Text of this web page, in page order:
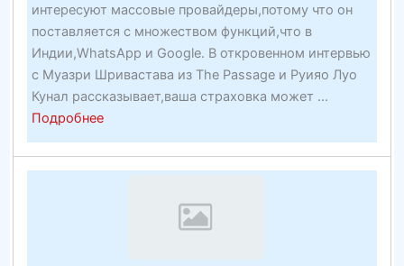
интересуют массовые провайдеры,потому что он
поставляется с множеством функций,что в
Индии,WhatsApp и Google. В откровенном интервью
с Муазри Шривастава из The Passage и Руияо Луо
Кунал рассказывает,ваша страховка может ...
Подробнееabout
Футбольные
результаты,